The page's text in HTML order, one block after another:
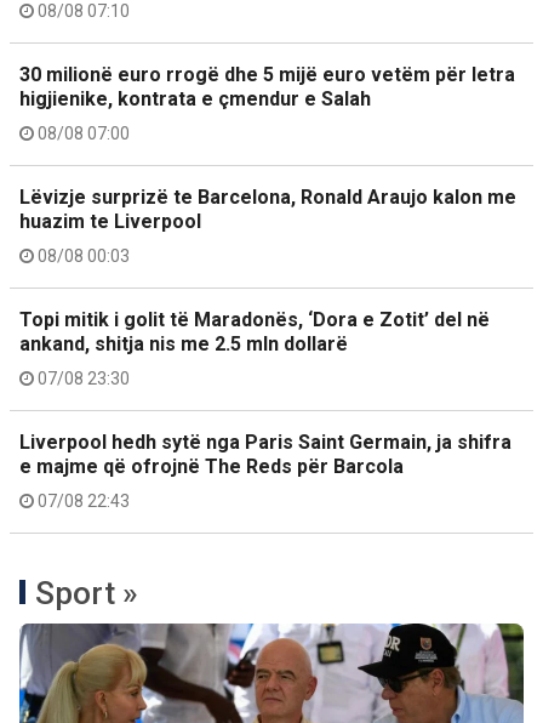
08/08 07:10
30 milionë euro rrogë dhe 5 mijë euro vetëm për letra
higjienike, kontrata e çmendur e Salah
08/08 07:00
Lëvizje surprizë te Barcelona, Ronald Araujo kalon me
huazim te Liverpool
08/08 00:03
Topi mitik i golit të Maradonës, ‘Dora e Zotit’ del në
ankand, shitja nis me 2.5 mln dollarë
07/08 23:30
Liverpool hedh sytë nga Paris Saint Germain, ja shifra
e majme që ofrojnë The Reds për Barcola
07/08 22:43
Sport »